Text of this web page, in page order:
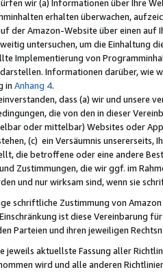
wir (a) Informationen über Ihre
erhalten überwachen,
der Amazon-Website über einen
untersuchen, um die Einhaltung
Implementierung von
Informationen darüber, wie
in Anhang 4.
dass (a) wir und
die von den in dieser
oder mittelbar) Websites oder
(c) ein Versäumnis unsererseits,
die betroffene oder eine andere
Zustimmungen, die wir ggf. im
und nur wirksam sind, wenn sie
schriftliche Zustimmung von
ist diese Vereinbarung
Parteien und ihren jeweiligen
jeweils aktuellste Fassung aller
wird und alle anderen